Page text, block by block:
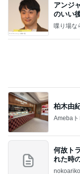
アンジ
のいい
喋り場な
柏木由
Amebaト
何故ト
れた時